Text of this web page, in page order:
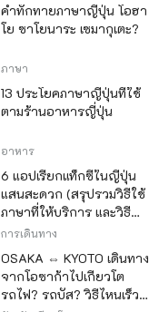
คำทักทายภาษาญี่ปุ่น โอฮา
โย ซาโยนาระ เซมากุเตะ?
ภาษา
13 ประโยคภาษาญี่ปุ่นที่ใช้
ตามร้านอาหารญี่ปุ่น
อาหาร
6 แอปเรียกแท็กซี่ในญี่ปุ่น
แสนสะดวก (สรุปรวมวิธีใช้
ภาษาที่ให้บริการ และวิธี
ชำระเงิน)
การเดินทาง
OSAKA ⇔ KYOTO เดินทาง
จากโอซาก้าไปเกียวโต
รถไฟ? รถบัส? วิธีไหนเร็ว